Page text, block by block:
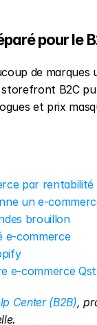
pour le
de marques
B2C
et prix
par rentabilité
un e-
brouillon
e-commerce
e-commerce
Center (B2B),